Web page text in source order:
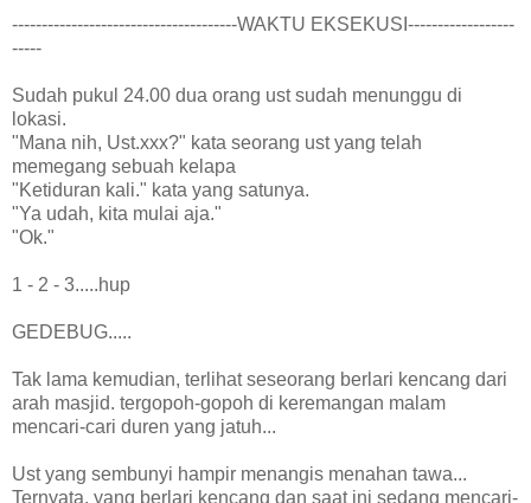
--------------------------------------WAKTU EKSEKUSI------------------
-----
Sudah pukul 24.00 dua orang ust sudah menunggu di
lokasi.
"Mana nih, Ust.xxx?" kata seorang ust yang telah
memegang sebuah kelapa
"Ketiduran kali." kata yang satunya.
"Ya udah, kita mulai aja."
"Ok."
1 - 2 - 3.....hup
GEDEBUG.....
Tak lama kemudian, terlihat seseorang berlari kencang dari
arah masjid. tergopoh-gopoh di keremangan malam
mencari-cari duren yang jatuh...
Ust yang sembunyi hampir menangis menahan tawa...
Ternyata, yang berlari kencang dan saat ini sedang mencari-